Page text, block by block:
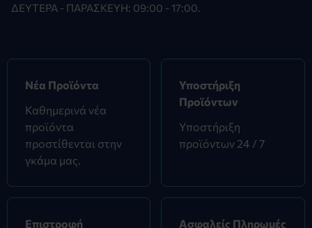
ΔΕΥΤΈΡΑ - ΠΑΡΑΣΚΕΥΉ: 09:00 - 17:00.
Νέα Προϊόντα
Καθημερινά νέα
προϊόντα
προστίθενται στην
γκάμα μας.
Υποστήριξη
Προϊόντων
Υποστήριξη
προϊόντων 24 / 7
Επιστροφή
Ασφαλείς Πληρωμές